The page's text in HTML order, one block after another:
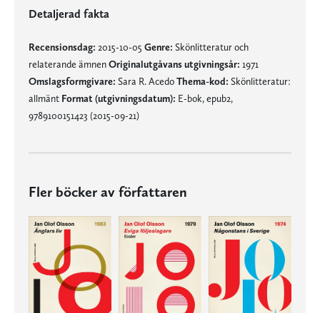
Detaljerad fakta
Recensionsdag: 2015-10-05 Genre: Skönlitteratur och
relaterande ämnenOriginalutgåvans utgivningsår: 1971
Omslagsformgivare: Sara R. AcedoThema-kod: Skönlitteratur:
allmänt Format (utgivningsdatum): E-bok, epub2,
9789100151423 (2015-09-21)
Fler böcker av författaren